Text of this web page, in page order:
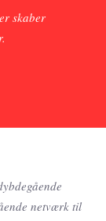
skaber
netværk til